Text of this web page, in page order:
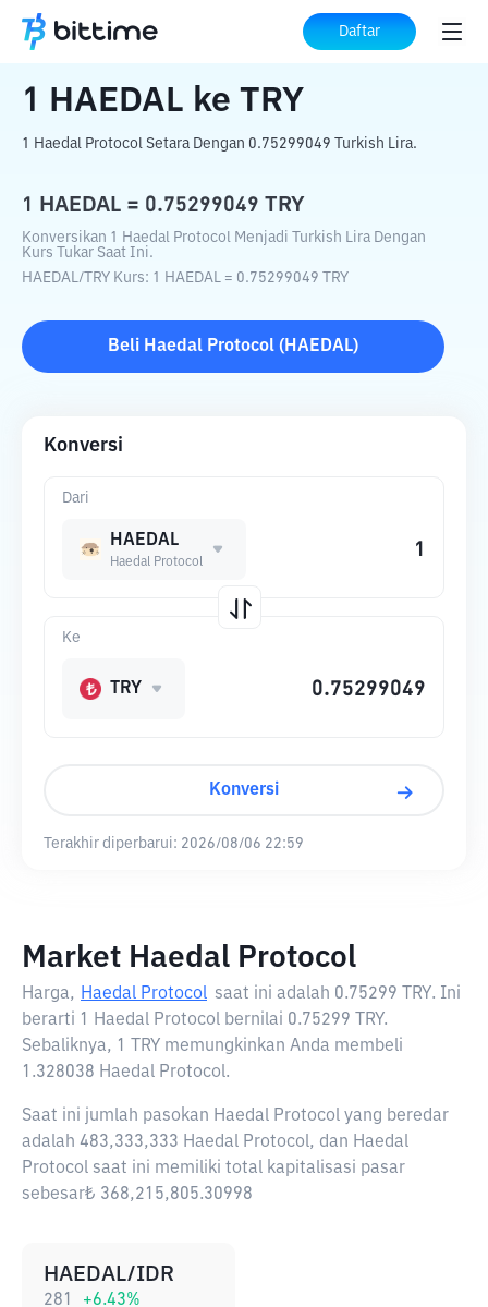
Daftar
Beranda Konverter Kripto HAEDAL ke TRY
1 HAEDAL ke TRY
1 Haedal Protocol Setara Dengan 0.75299049 Turkish Lira.
1 HAEDAL = 0.75299049 TRY
Konversikan 1 Haedal Protocol Menjadi Turkish Lira Dengan
Kurs Tukar Saat Ini.
HAEDAL/ TRY Kurs: 1 HAEDAL = 0.75299049 TRY
Beli Haedal Protocol ( HAEDAL)
Konversi
Dari
HAEDAL
Haedal Protocol
Ke
TRY
Konversi
Terakhir diperbarui: 2026/08/06 22:59
Market Haedal Protocol
Harga, Haedal Protocol saat ini adalah 0.75299 TRY. Ini
berarti 1 Haedal Protocol bernilai 0.75299 TRY.
Sebaliknya, 1 TRY memungkinkan Anda membeli
1.328038 Haedal Protocol.
Saat ini jumlah pasokan Haedal Protocol yang beredar
adalah 483,333,333 Haedal Protocol, dan Haedal
Protocol saat ini memiliki total kapitalisasi pasar
sebesar₺ 368,215,805.30998
HAEDAL/IDR
281 +6.43%